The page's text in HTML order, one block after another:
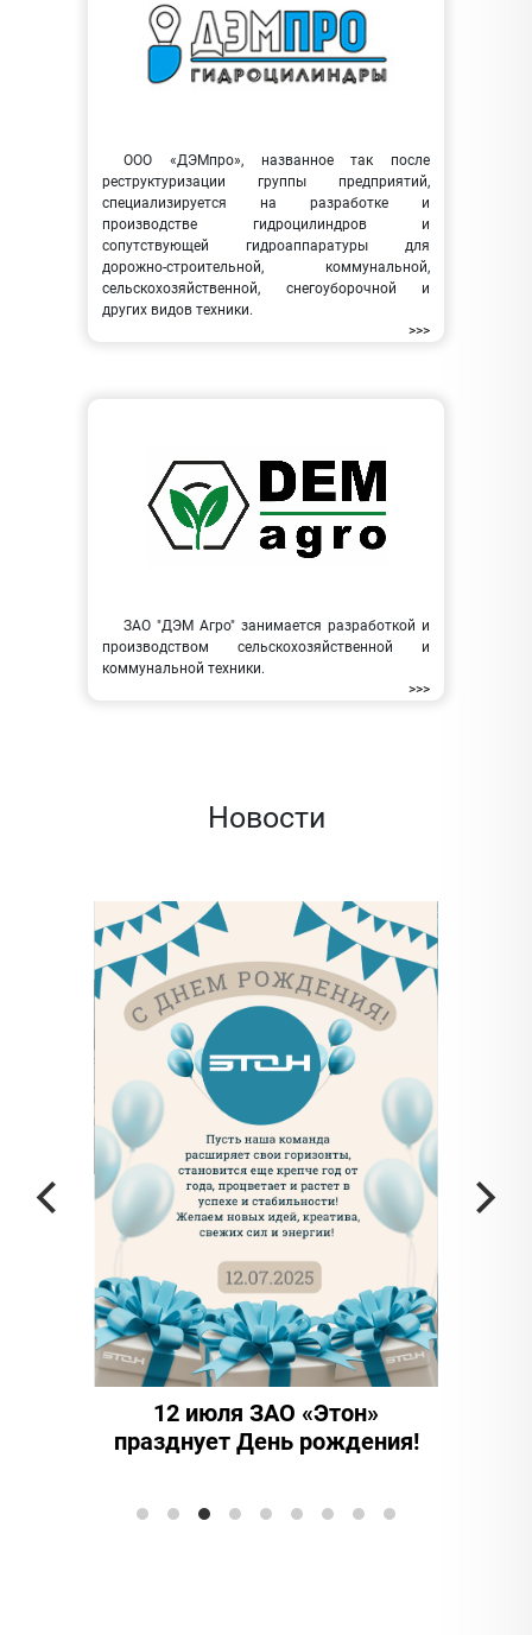
ООО «ДЭМпро», названное так после
реструктуризации группы предприятий,
специализируется на разработке и
производстве гидроцилиндров и
сопутствующей гидроаппаратуры для
дорожно-строительной, коммунальной,
сельскохозяйственной, снегоуборочной и
других видов техники.
>>>
ЗАО "ДЭМ Агро" занимается разработкой и
производством сельскохозяйственной и
коммунальной техники.
>>>
Новости
12 июля ЗАО «Этон»
празднует День рождения!